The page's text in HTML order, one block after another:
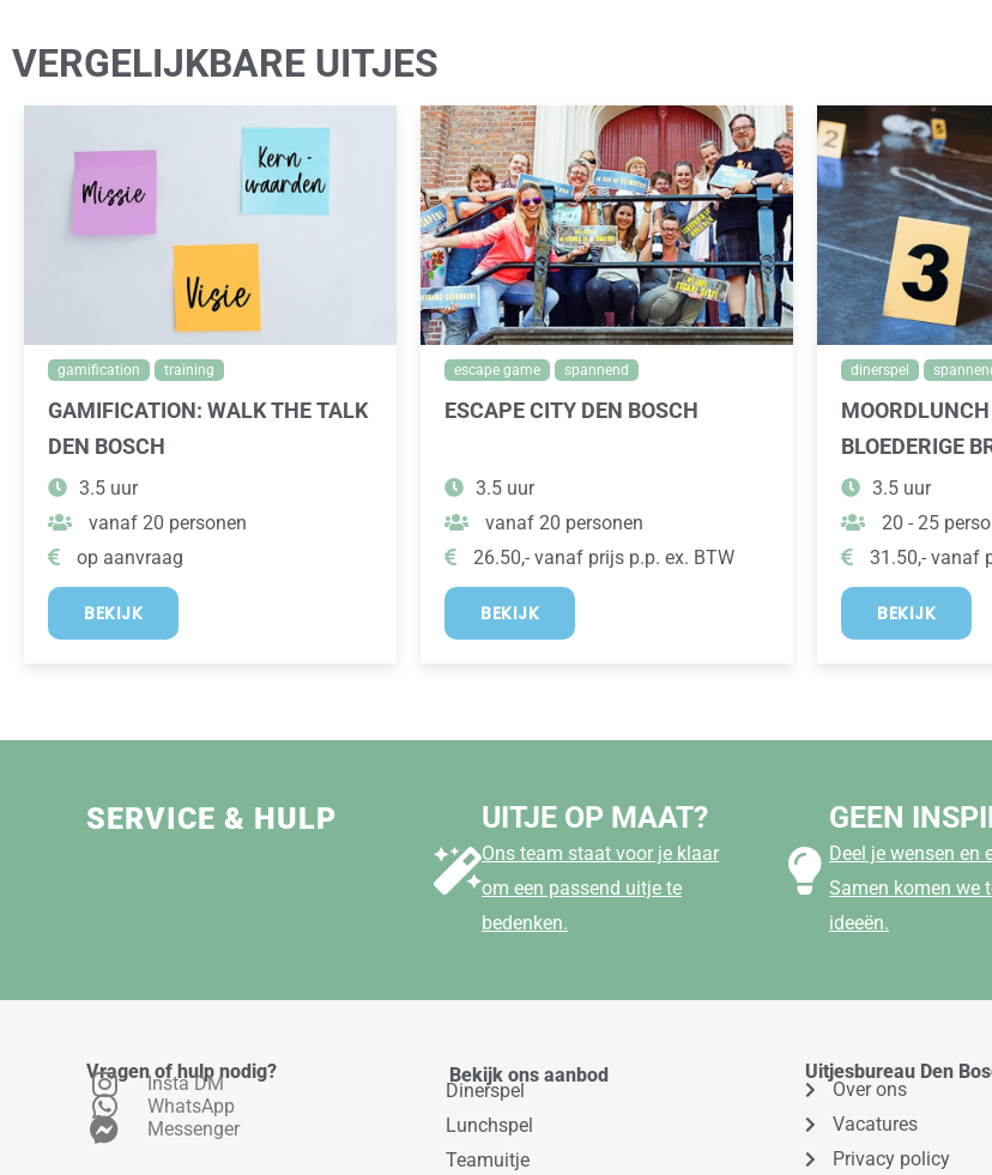
VERGELIJKBARE UITJES
gamification training
GAMIFICATION: WALK THE TALK
DEN BOSCH
3.5 uur
vanaf 20 personen
op aanvraag
BEKIJK
escape game spannend
ESCAPE CITY DEN BOSCH
3.5 uur
vanaf 20 personen
26.50,- vanaf prijs p.p. ex. BTW
BEKIJK
dinerspel
MOORDLUNCH
BLOEDERIGE
3.5 uur
20 - 25
31.50,- vanaf
BEKIJK
SERVICE & HULP UITJE OP MAAT?
Ons team staat voor je klaar
om een passend uitje te
bedenken.
GEEN
Deel je wensen en
Samen komen we
ideeën.
Vragen of hulp nodig?
Insta DM
WhatsApp
Messenger
Bekijk ons aanbod
Dinerspel
Lunchspel
Teamuitje
Uitjesbureau Den
Over ons
Vacatures
Privacy policy